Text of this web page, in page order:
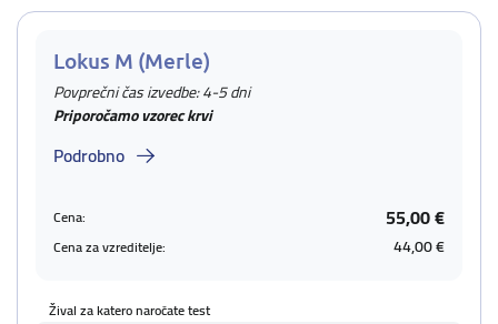
Lokus M (Merle)
Povprečni čas izvedbe: 4-5 dni
Priporočamo vzorec krvi
Podrobno
Cena: 55,00 €
Cena za vzreditelje: 44,00 €
Žival za katero naročate test